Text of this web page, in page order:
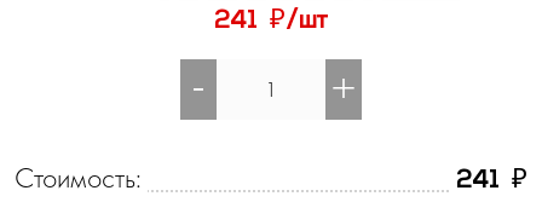
241 ₽/шт
- +
Стоимость: 241 ₽